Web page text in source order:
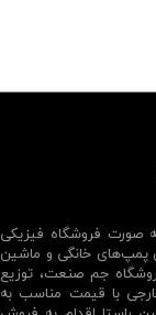
جم صنعت در سال 1385 و به صورت فروشگاه فیزیکی
پمپ‌های خانگی و ماشین
جم صنعت، توزیع
با قیمت مناسب به